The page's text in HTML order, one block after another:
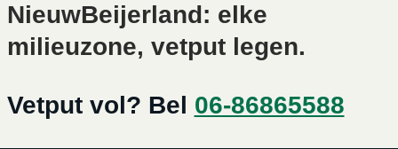
NieuwBeijerland: elke
milieuzone, vetput legen.
Vetput vol? Bel 06-86865588